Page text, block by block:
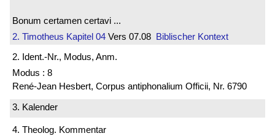
Bonum certamen certavi ...
2. Timotheus Kapitel 04 Vers 07.08 Biblischer Kontext
2. Ident.-Nr., Modus, Anm.
Modus : 8
René-Jean Hesbert, Corpus antiphonalium Officii, Nr. 6790
3. Kalender
4. Theolog. Kommentar